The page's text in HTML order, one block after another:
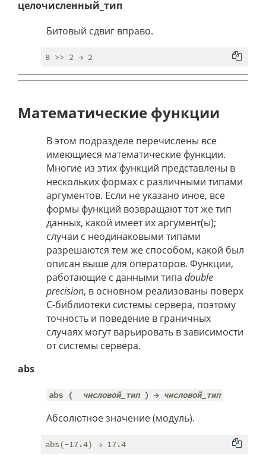
целочисленный_тип
Битовый сдвиг вправо.
Математические функции
В этом подразделе перечислены все
имеющиеся математические функции.
Многие из этих функций представлены в
нескольких формах с различными типами
аргументов. Если не указано иное, все
формы функций возвращают тот же тип
данных, какой имеет их аргумент(ы);
случаи с неодинаковыми типами
разрешаются тем же способом, какой был
описан выше для операторов. Функции,
работающие с данными типа double
precision, в основном реализованы поверх
C-библиотеки системы сервера, поэтому
точность и поведение в граничных
случаях могут варьировать в зависимости
от системы сервера.
abs
abs ( числовой_тип ) → числовой_тип
Абсолютное значение (модуль).